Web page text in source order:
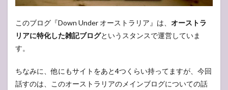
よ！
2.3
長く
続け
「無
理を
しな
このブログ『Down Under オーストラリア』は、 オーストラ
リアに特化した雑記ブログというスタンスで運営していま
す。
ちなみに、他にもサイトをあと4つくらい持ってますが、今回
話すのは、このオーストラリアのメインブログについての話